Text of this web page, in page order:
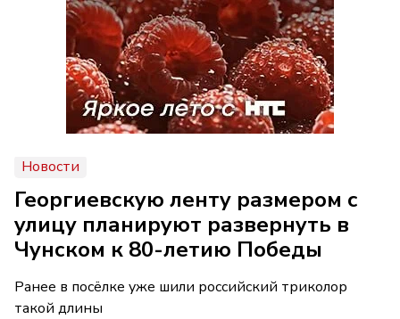
Новости
Георгиевскую ленту размером с
улицу планируют развернуть в
Чунском к 80-летию Победы
Ранее в посёлке уже шили российский триколор
такой длины